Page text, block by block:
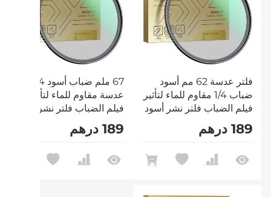
فلتر عدسة 62 مم أسود
ضباب 1/4 مقاوم للماء لتأثير
فيلم الضباب فلتر نشر أسود
للفيديو / مدونة الفيديو /
Nano D
189 درهم
عدسة مقاوم للماء لتأثير
فيلم الضباب فلتر نشر أسود
للفيديو / مدونة الفيديو /
نانو دي
189 درهم